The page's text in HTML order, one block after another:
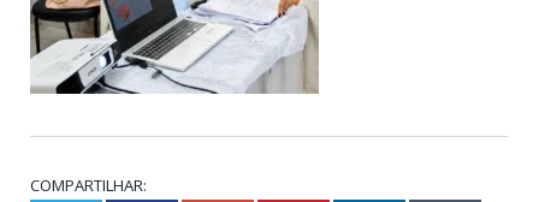
COMPARTILHAR: